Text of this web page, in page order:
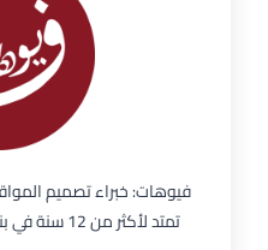
فيوهات: خبراء تصميم
تمتد لأكثر من 12 سنة في بناء الهوية الرقمية للشركات.